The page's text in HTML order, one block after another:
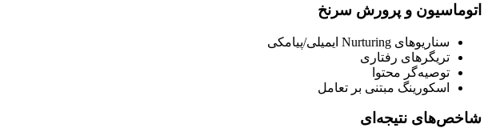
اتوماسیون و پرورش سرنخ
سناریوهای Nurturing ایمیلی/پیامکی
تریگرهای رفتاری
توصیه‌گر محتوا
اسکورینگ مبتنی بر تعامل
شاخص‌های نتیجه‌ای